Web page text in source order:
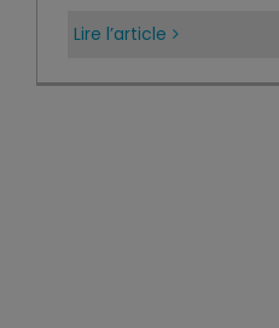
Lire l’article